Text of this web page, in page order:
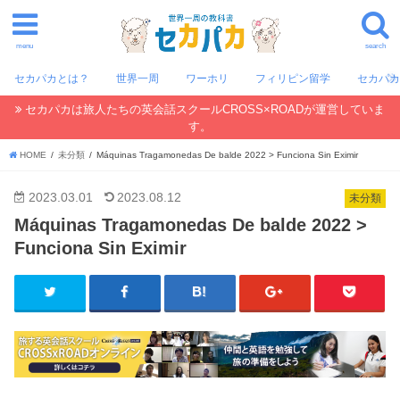
search
menu
セカパカとは？ 世界一周 ワーホリ フィリピン留学 セカパ
セカパカは旅人たちの英会話スクールCROSS×ROADが運営していま
す。
HOME 未分類 Máquinas Tragamonedas De balde 2022 > Funciona Sin Eximir
未分類
2023.03.01 2023.08.12
Máquinas Tragamonedas De balde 2022 >
Funciona Sin Eximir